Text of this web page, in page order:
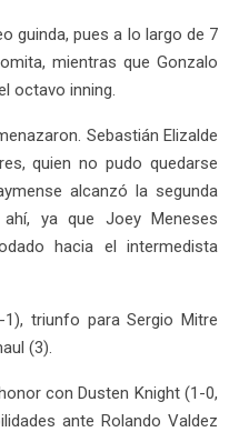
guinda, pues a lo largo de 7
mientras que Gonzalo
octavo inning.
Sebastián Elizalde
quien no pudo quedarse
alcanzó la segunda
ya que Joey Meneses
hacia el intermedista
triunfo para Sergio Mitre
(3).
con Dusten Knight (1-0,
ante Rolando Valdez